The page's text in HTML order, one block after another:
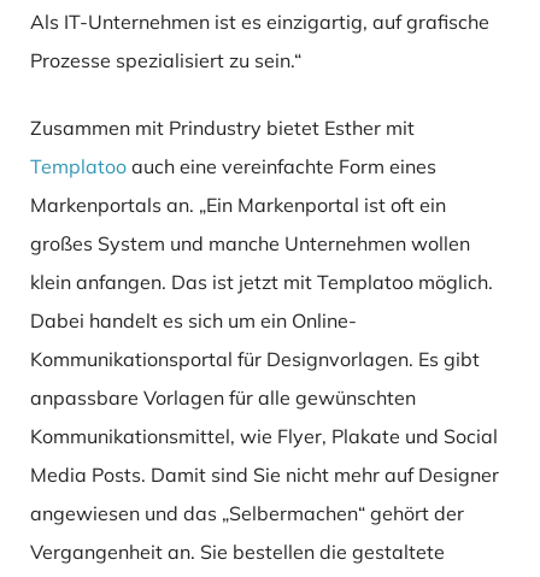
Als IT-Unternehmen ist es einzigartig, auf grafische
Prozesse spezialisiert zu sein.“
Zusammen mit Prindustry bietet Esther mit
Templatoo auch eine vereinfachte Form eines
Markenportals an. „Ein Markenportal ist oft ein
großes System und manche Unternehmen wollen
klein anfangen. Das ist jetzt mit Templatoo möglich.
Dabei handelt es sich um ein Online-
Kommunikationsportal für Designvorlagen. Es gibt
anpassbare Vorlagen für alle gewünschten
Kommunikationsmittel, wie Flyer, Plakate und Social
Media Posts. Damit sind Sie nicht mehr auf Designer
angewiesen und das „Selbermachen“ gehört der
Vergangenheit an. Sie bestellen die gestaltete